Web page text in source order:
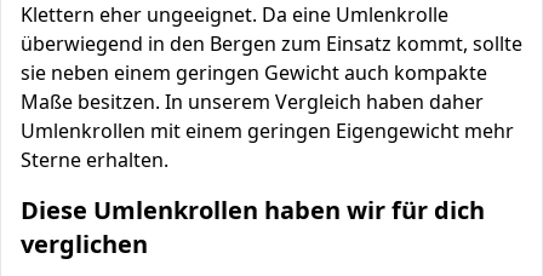
Klettern eher ungeeignet. Da eine Umlenkrolle
überwiegend in den Bergen zum Einsatz kommt, sollte
sie neben einem geringen Gewicht auch kompakte
Maße besitzen. In unserem Vergleich haben daher
Umlenkrollen mit einem geringen Eigengewicht mehr
Sterne erhalten.
Diese Umlenkrollen haben wir für dich
verglichen